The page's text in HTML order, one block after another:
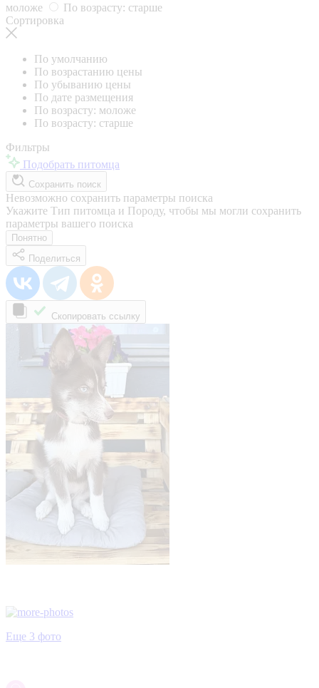
моложе
По возрасту: старше
Сортировка
По умолчанию
По возрастанию цены
По убыванию цены
По дате размещения
По возрасту: моложе
По возрасту: старше
Фильтры
Подобрать питомца
Сохранить поиск
Невозможно сохранить параметры поиска
Укажите Тип питомца и Породу, чтобы мы могли сохранить
параметры вашего поиска
Понятно
Поделиться
Скопировать ссылку
Еще 3 фото